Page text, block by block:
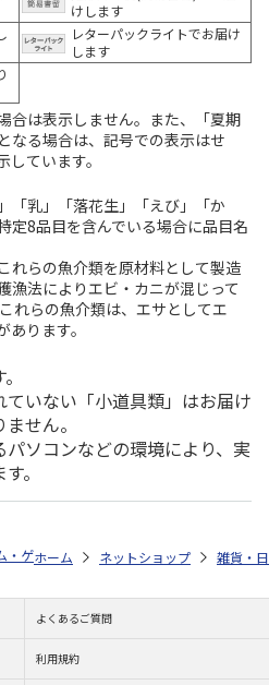
けします
レターパックライトでお届け
します
合は表示しません。また、「夏期
なる場合は、記号での表示はせ
ています。
「乳」「落花生」「えび」「か
定8品目を含んでいる場合に品目名
れらの魚介類を原材料として製造
漁法によりエビ・カニが混じって
れらの魚介類は、エサとしてエ
ります。
いない「小道具類」はお届け
せん。
ソコンなどの環境により、実
。
・ゲームキャラクター 英雄伝説 軌跡シ
ホーム ネットショップ 雑貨・
よくあるご質問
利用規約